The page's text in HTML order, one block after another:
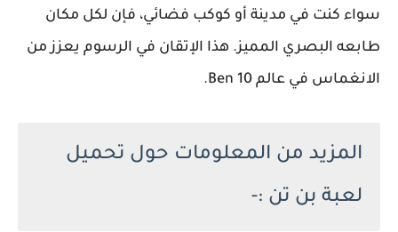
سواء كنت في مدينة أو كوكب فضائي، فإن لكل مكان
طابعه البصري المميز. هذا الإتقان في الرسوم يعزز من
الانغماس في عالم Ben 10.
المزيد من المعلومات حول تحميل
لعبة بن تن :-